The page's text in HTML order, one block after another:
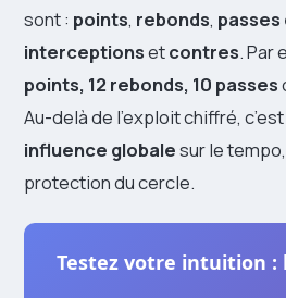
sont : points, rebonds,
interceptionsetcontres. Par
points, 12 rebonds, 10 passes
Au-delà de l’exploit chiffré,
influence globalesur le
protection du cercle.
Testez votre intuition :